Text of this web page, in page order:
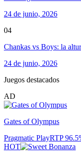
24 de junio, 2026
04
Chankas vs Boys: la
24 de junio, 2026
Juegos destacados
AD
Gates of Olympus
Pragmatic PlayRTP96.5
HOT